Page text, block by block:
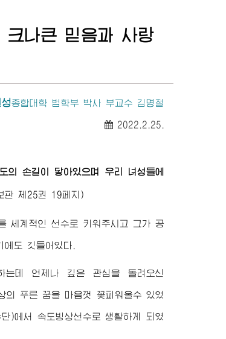
크나큰 믿음과 사랑
종합대학 법학부 박사 부교수 김명철
2022.2.25.
의 손길이 닿아있으며 우리 녀성들에
판 제25권 19페지)
세계적인 선수로 키워주시고 그가 공
도 깃들어있다.
는데 언제나 깊은 관심을 돌려오신
의 푸른 꿈을 마음껏 꽃피워올수 있었
)에서 속도빙상선수로 생활하게 되였